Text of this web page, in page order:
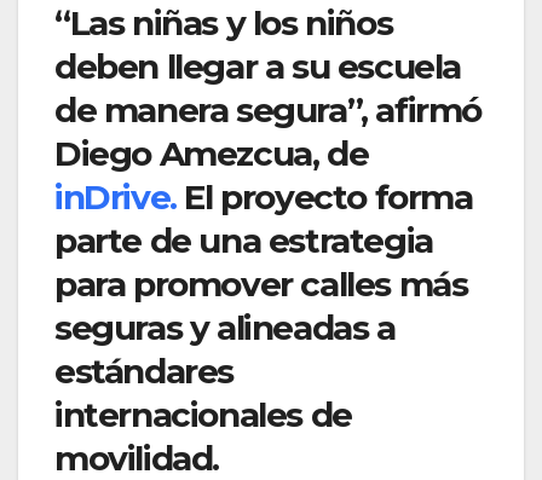
“Las niñas y los niños
deben llegar a su escuela
de manera segura”, afirmó
Diego Amezcua, de
inDrive.El proyecto forma
parte de una estrategia
para promover calles más
seguras y alineadas a
estándares
internacionales de
movilidad.